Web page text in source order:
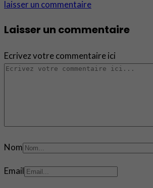
laisser un commentaire
Laisser un commentaire
Ecrivez votre commentaire ici
Nom
Email